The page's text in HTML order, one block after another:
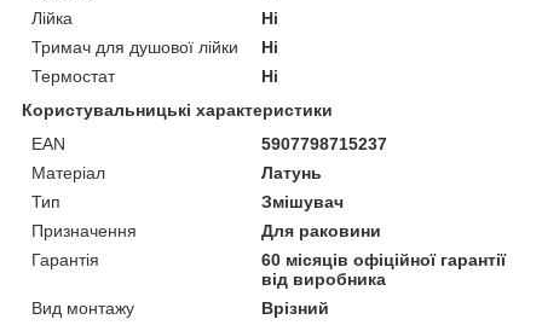
Лійка
Ні
Тримач для душової лійки
Ні
Термостат
Ні
Користувальницькі характеристики
EAN
5907798715237
Матеріал
Латунь
Тип
Змішувач
Призначення
Для раковини
Гарантія
60 місяців офіційної гарантії
від виробника
Вид монтажу
Врізний